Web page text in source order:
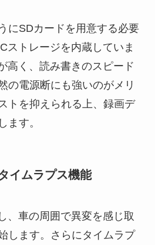
にSDカードを用意する必要
ストレージを内蔵していま
高く、読み書きのスピード
の電源断にも強いのがメリ
トを抑えられる上、録画デ
ます。
イムラプス機能
、車の周囲で異変を感じ取
します。さらにタイムラプ